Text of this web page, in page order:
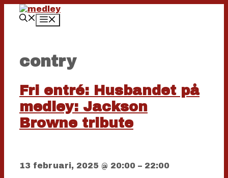
Hoppa
innehåll
contry
Fri entré: Husbandet på
medley: Jackson
Browne tribute
13 februari, 2025 @ 20:00 – 22:00